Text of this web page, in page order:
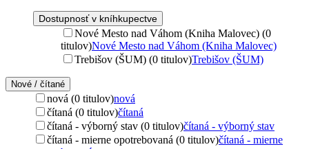
Dostupnosť v kníhkupectve
Nové Mesto nad Váhom (Kniha Malovec) (0
titulov)Nové Mesto nad Váhom (Kniha Malovec)
Trebišov (ŠUM) (0 titulov)Trebišov (ŠUM)
Nové / čítané
nová (0 titulov)nová
čítaná (0 titulov)čítaná
čítaná - výborný stav (0 titulov)čítaná - výborný stav
čítaná - mierne opotrebovaná (0 titulov)čítaná - mierne